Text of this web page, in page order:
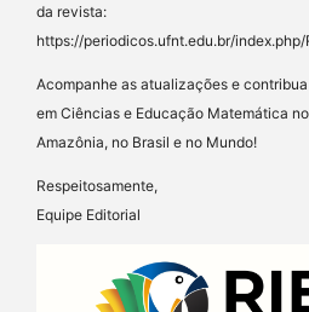
da revista:
https://periodicos.ufnt.edu.br/
Acompanhe as atualizações e
em Ciências e Educação Matemática
Amazônia, no Brasil e no Mundo!
Respeitosamente,
Equipe Editorial